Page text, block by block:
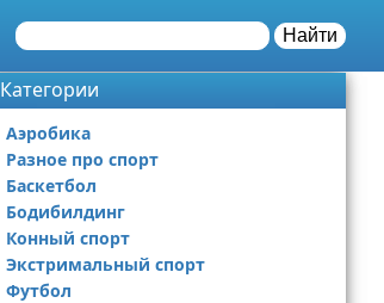
Найти
Категории
Аэробика
Разное про спорт
Баскетбол
Бодибилдинг
Конный спорт
Экстримальный спорт
Футбол